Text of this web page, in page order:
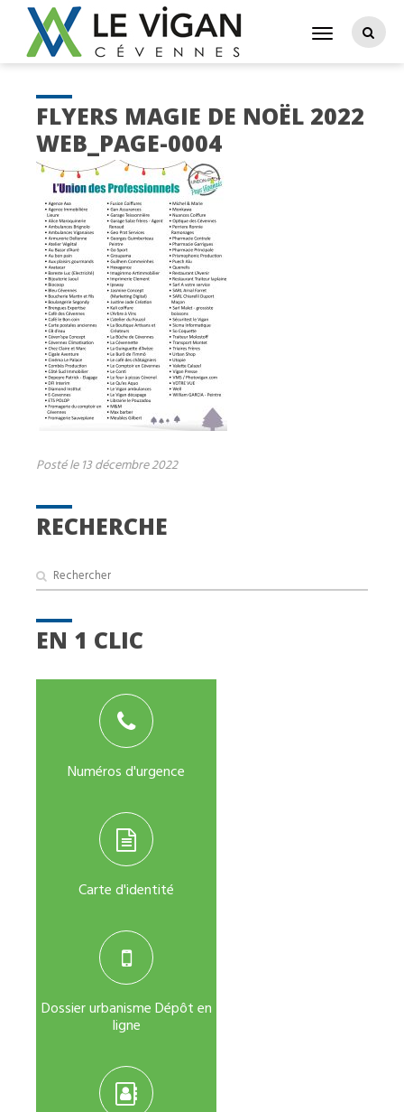
RECHERCHE
EN 1 CLIC
Numéros d'urgence
Carte d'identité
Dossier urbanisme Dépôt en
ligne
FLYERS MAGIE DE NOËL 2022
WEB_PAGE-0004
Posté le 13 décembre 2022